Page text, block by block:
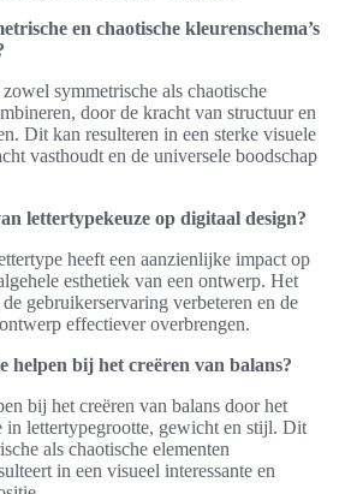
en chaotische kleurenschema’s
symmetrische als chaotische
door de kracht van structuur en
Dit kan resulteren in een sterke visuele
vasthoudt en de universele boodschap
lettertypekeuze op digitaal design?
heeft een aanzienlijke impact op
esthetiek van een ontwerp. Het
gebruikerservaring verbeteren en de
effectiever overbrengen.
helpen bij het creëren van balans?
bij het creëren van balans door het
in lettertypegrootte, gewicht en stijl. Dit
als chaotische elementen
in een visueel interessante en